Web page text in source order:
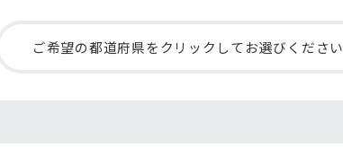
ご希望の都道府県をクリックしてお選びください